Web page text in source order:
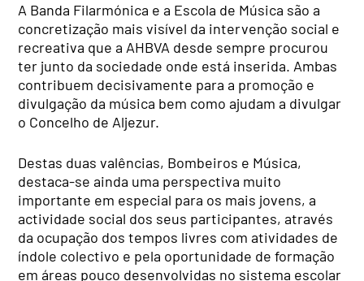
A Banda Filarmónica e a Escola de Música são a
concretização mais visível da intervenção social e
recreativa que a AHBVA desde sempre procurou
ter junto da sociedade onde está inserida. Ambas
contribuem decisivamente para a promoção e
divulgação da música bem como ajudam a divulgar
o Concelho de Aljezur.
Destas duas valências, Bombeiros e Música,
destaca-se ainda uma perspectiva muito
importante em especial para os mais jovens, a
actividade social dos seus participantes, através
da ocupação dos tempos livres com atividades de
índole colectivo e pela oportunidade de formação
em áreas pouco desenvolvidas no sistema escolar